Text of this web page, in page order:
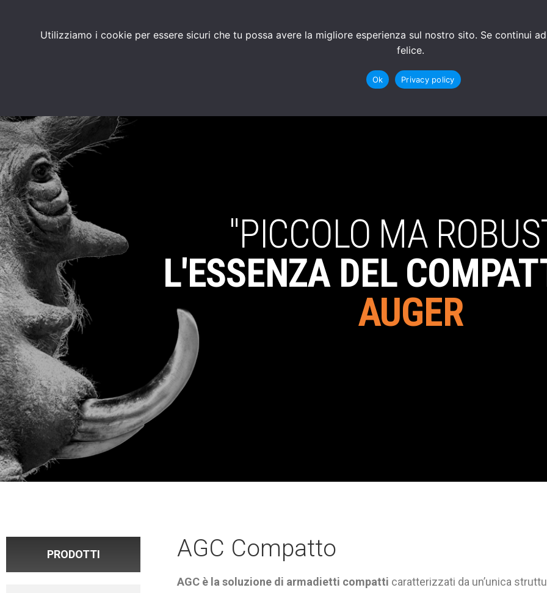
PRODOTTI CHI SIAMO CONTATTI AGENZIE PARTNER SOLUZIONI AD
"PICCOLO MA
L'ESSENZA DEL
AUGER
PRODOTTI AGC Compatto
AGC è la soluzione di armadietti compatti caratterizzati da un’unica
Utilizziamo i cookie per essere sicuri che tu possa avere la migliore esperienza sul nostro sito. Se continui
felice.
Ok Privacy policy